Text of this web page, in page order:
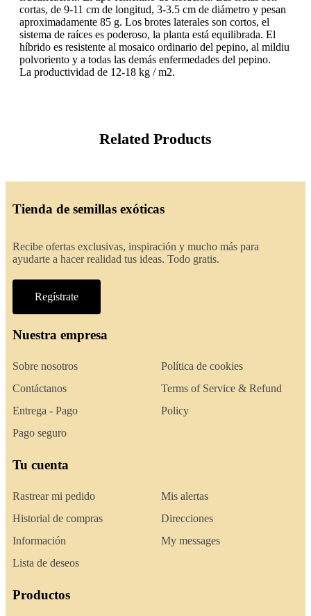
cortas, de 9-11 cm de longitud, 3-3.5 cm de diámetro y pesan
aproximadamente 85 g. Los brotes laterales son cortos, el
sistema de raíces es poderoso, la planta está equilibrada. El
híbrido es resistente al mosaico ordinario del pepino, al mildiu
polvoriento y a todas las demás enfermedades del pepino.
La productividad de 12-18 kg / m2.
Related Products
Tienda de semillas exóticas
Recibe ofertas exclusivas, inspiración y mucho más para
ayudarte a hacer realidad tus ideas. Todo gratis.
Regístrate
Nuestra empresa
Sobre nosotros
Contáctanos
Entrega - Pago
Pago seguro
Política de cookies
Terms of Service & Refund
Policy
Tu cuenta
Rastrear mi pedido
Historial de compras
Información
Lista de deseos
Mis alertas
Direcciones
My messages
Productos